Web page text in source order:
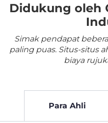
Didukung oleh
Simak pendapat
paling puas. Situs-situs
biaya
Para Ahli